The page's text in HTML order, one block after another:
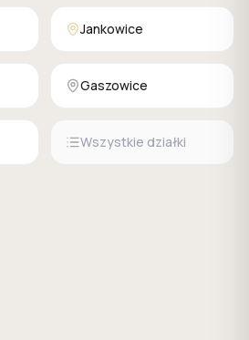
Jankowice
Gaszowice
Wszystkie działki